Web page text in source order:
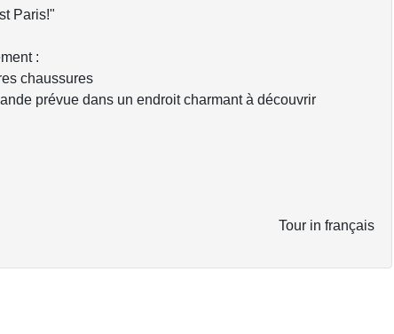
Paris!"
:
chaussures
prévue dans un endroit charmant à découvrir
Tour in français